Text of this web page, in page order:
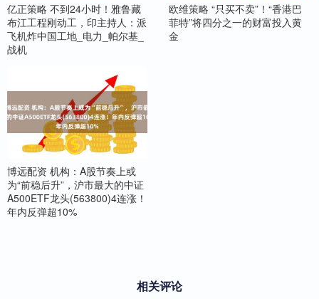
亿正策略 不到24小时！雅鲁藏
布江工程刚动工，印主持人：派
飞机炸中国工地_电力_帕尔基_
战机
欧维策略 “只买不卖”！“香港巴
菲特”将四分之一的财富投入黄
金
博远配资 机构：A股节奏上或
为“前稳后升”，沪市最大的中证
A500ETF龙头(563800)4连涨！
年内反弹超10%
相关评论